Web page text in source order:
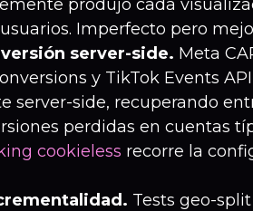
produjo cada
Imperfecto pero
server-side. Meta
y TikTok Events
server-side, recuperando
perdidas en cuentas
cookieless recorre la
Tests geo-